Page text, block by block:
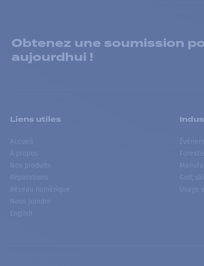
Obtenez une soumission
aujourdhui !
Liens utiles
Accueil
À propos
Nos produits
Réparations
Réseau numérique
Nous joindre
English
Golf,
Usage